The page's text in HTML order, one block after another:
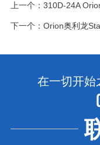
上一个： 310D-24A
下一个： Orion奥利龙
在一切开始